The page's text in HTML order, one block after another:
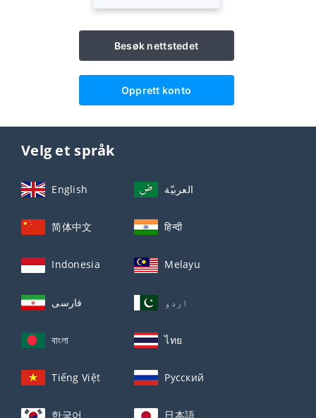
Besøk nettstedet
Opprett konto
Velg et språk
English العربيّة
简体中文 हिन्दी
Indonesia Melayu
فارسی اردو
বাংলা ไทย
Tiếng Việt Русский
한국어 日本語